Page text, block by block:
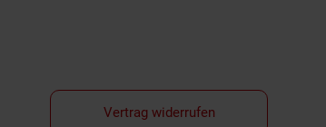
Vertrag widerrufen